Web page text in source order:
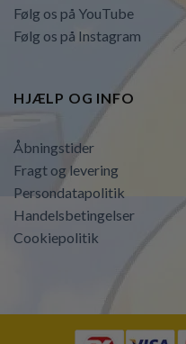
Følg os på YouTube
Følg os på Instagram
HJÆLP OG INFO
Åbningstider
Fragt og levering
Persondatapolitik
Handelsbetingelser
Cookiepolitik